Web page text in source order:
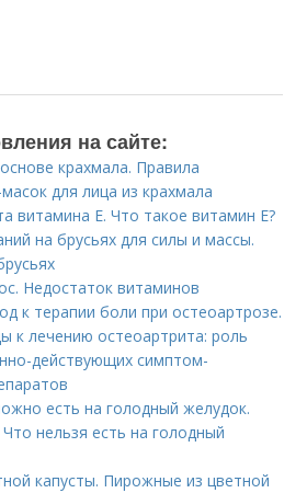
на сайте:
крахмала. Правила
для лица из крахмала
витамина E. Что такое витамин Е?
на брусьях для силы и массы.
Недостаток витаминов
к терапии боли при остеоартрозе.
к лечению остеоартрита: роль
действующих симптом-
есть на голодный желудок.
нельзя есть на голодный
капусты. Пирожные из цветной